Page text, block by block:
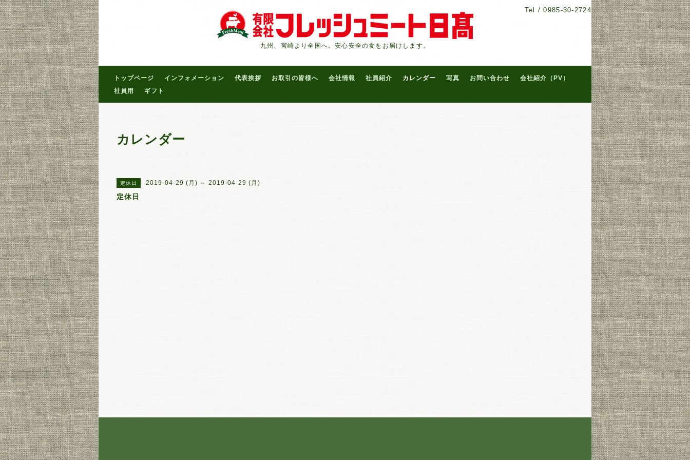
Tel /0985-30-2724
九州、宮崎より全国へ。安心安全の食をお届けします。
トップページ インフォメーション 代表挨拶 お取引の皆様へ 会社情報 社員紹介 カレンダー 写真 お問い合わせ
会社紹介（PV）
社員用
ギフト
カレンダー
定休日 2019-04-29 (月) ～ 2019-04-29 (月)
定休日